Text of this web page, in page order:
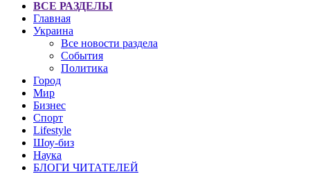
ВСЕ РАЗДЕЛЫ
Главная
Украина
Все новости раздела
События
Политика
Город
Мир
Бизнес
Спорт
Lifestyle
Шоу-биз
Наука
БЛОГИ ЧИТАТЕЛЕЙ